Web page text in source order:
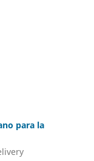
para la